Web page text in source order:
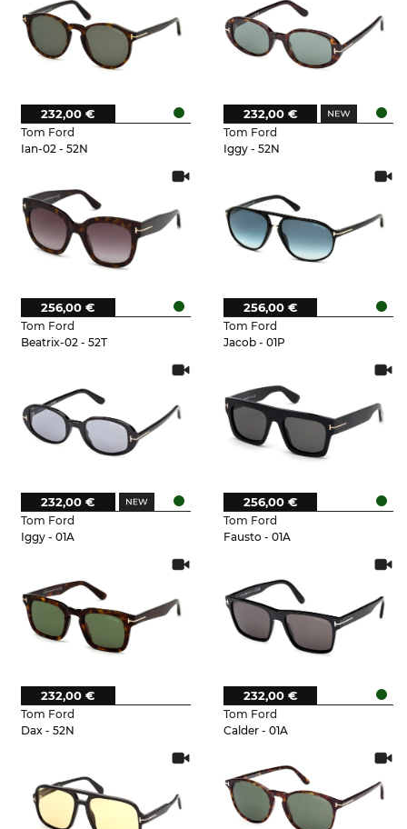
Tom Ford
Ian-02 - 52N
232,00 €
Tom Ford
Iggy - 52N
232,00 €
Tom Ford
Beatrix-02 - 52T
256,00 €
Tom Ford
Jacob - 01P
256,00 €
Tom Ford
Iggy - 01A
232,00 €
Tom Ford
Fausto - 01A
256,00 €
Tom Ford
Dax - 52N
232,00 €
Tom Ford
Calder - 01A
232,00 €